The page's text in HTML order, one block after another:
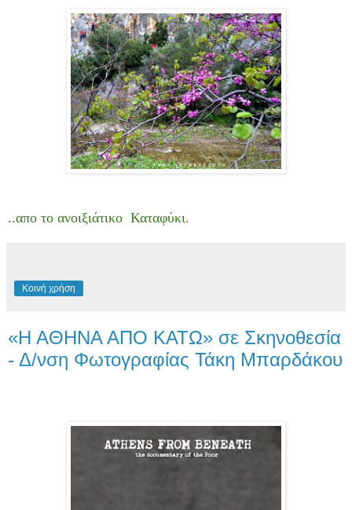
..απο το ανοιξιάτικο Καταφύκι.
Κοινή χρήση
«H AΘΗΝΑ ΑΠΟ ΚΑΤΩ» σε Σκηνοθεσία
- Δ/νση Φωτογραφίας Τάκη Μπαρδάκου